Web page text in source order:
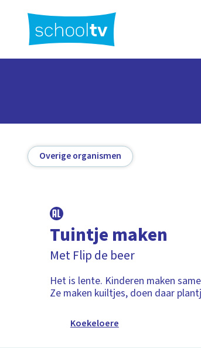
hoofdinhoud
Overige organismen
Tuintje maken
Met Flip de beer
Het is lente. Kinderen maken
Ze maken kuiltjes, doen daar
Koekeloere